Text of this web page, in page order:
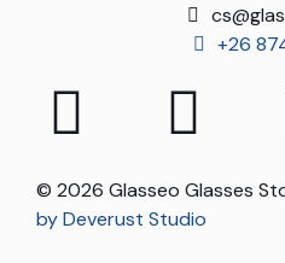
+26
© 2026 Glasseo Glasses
by Deverust Studio